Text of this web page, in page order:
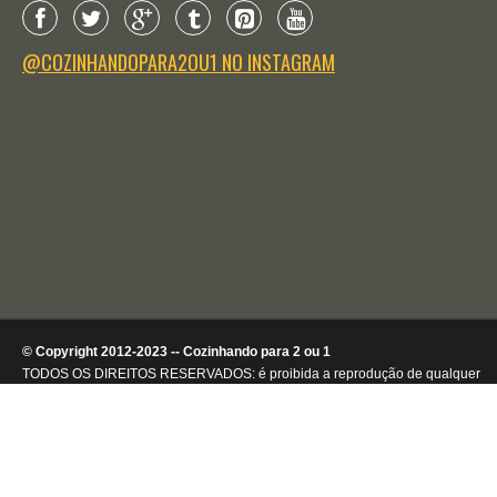
@COZINHANDOPARA2OU1 NO INSTAGRAM
© Copyright 2012-2023 -- Cozinhando para 2 ou 1
TODOS OS DIREITOS RESERVADOS: é proibida a reprodução de qualquer